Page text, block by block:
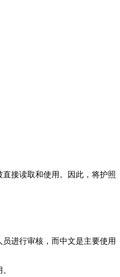
接读取和使用。因此，将护照
进行审核，而中文是主要使用